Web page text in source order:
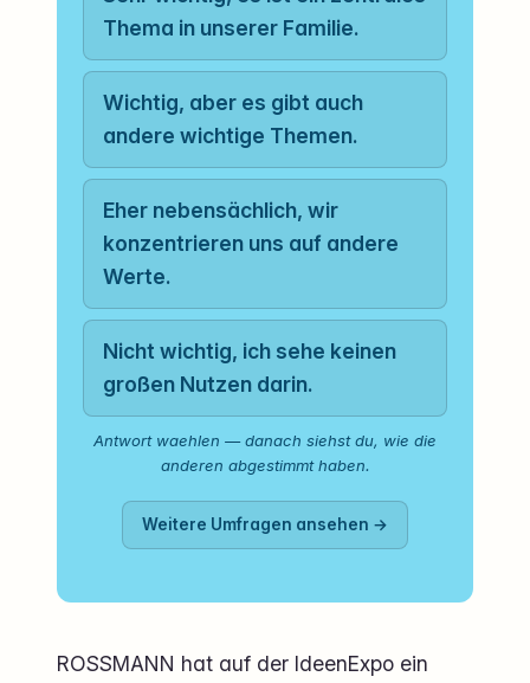
Thema in unserer Familie.
Wichtig, aber es gibt auch
andere wichtige Themen.
Eher nebensächlich, wir
konzentrieren uns auf andere
Werte.
Nicht wichtig, ich sehe keinen
großen Nutzen darin.
Antwort waehlen — danach siehst du, wie die
anderen abgestimmt haben.
Weitere Umfragen ansehen →
ROSSMANN hat auf der IdeenExpo ein